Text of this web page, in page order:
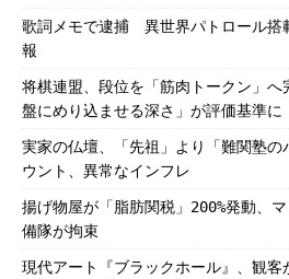
歌詞メモで逮捕 異世界パトロール搭
報
将棋連盟、段位を「筋肉トークン」
盤にめり込ませる深さ」が評価基準に
実家の仏壇、「先祖」より「難関塾の
ウント、異常なインフレ
揚げ物屋が「脂肪関税」200%発動、
備隊が拘束
現代アート『ブラックホール』、観客